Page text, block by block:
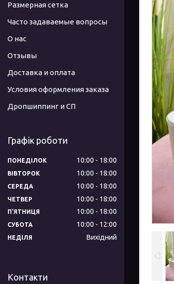
Размерная сетка
Часто задаваемые вопросы
О нас
Отзывы
Доставка и оплата
Условия оформления заказа
Дропшиппинг и СП
Графік роботи
ПОНЕДІЛОК 10:00 18:00
ВІВТОРОК 10:00 18:00
СЕРЕДА 10:00 18:00
ЧЕТВЕР 10:00 18:00
ПʼЯТНИЦЯ 10:00 18:00
СУБОТА 10:00 12:00
НЕДІЛЯ Вихідний
Контакти